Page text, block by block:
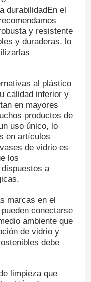
durabilidadEn el
y resistente
y duraderas, lo
al plástico
calidad inferior y
en mayores
productos de
uso único, lo
en artículos
de vidrio es
los
a
marcas en el
conectarse
ambiente que
de vidrio y
debe
limpieza que